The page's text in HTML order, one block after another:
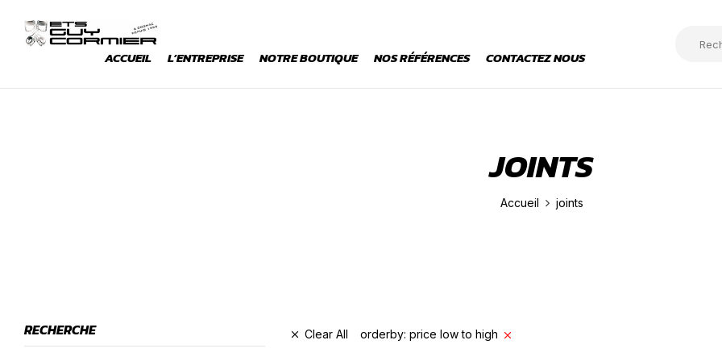
ACCUEIL L’ENTREPRISE NOTRE BOUTIQUE NOS RÉFÉRENCES CONTACTEZ NOUS
JOINTS
Accueil joints
RECHERCHE Clear All orderby: price low to high